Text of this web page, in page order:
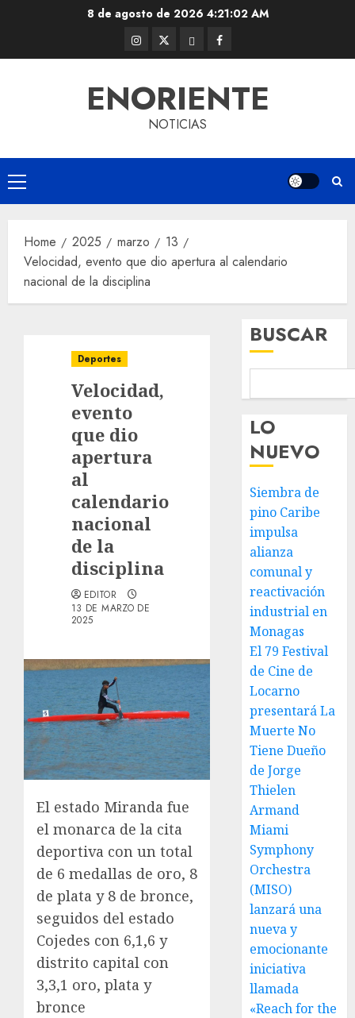
8 de agosto de 2026 4:21:02 AM
Instagram
@EnOriente
Twitter
(X)
ThreadsFacebook
ENORIENTE
NOTICIAS
Primary
Menu
Home 2025 marzo
13
Velocidad, evento que dio apertura al calendario
nacional de la disciplina
Deportes
Velocidad,
evento
que dio
apertura
al
calendario
nacional
de la
disciplina
EDITOR
13 DE MARZO DE
2025
El estado Miranda fue
el monarca de la cita
deportiva con un total
de 6 medallas de oro, 8
de plata y 8 de bronce,
seguidos del estado
Cojedes con 6,1,6 y
distrito capital con
3,3,1 oro, plata y
bronce
BUSCAR
LO
NUEVO
Siembra de
pino Caribe
impulsa
alianza
comunal y
reactivación
industrial en
Monagas
El 79 Festival
de Cine de
Locarno
presentará La
Muerte No
Tiene Dueño
de Jorge
Thielen
Armand
Miami
Symphony
Orchestra
(MISO)
lanzará una
nueva y
emocionante
iniciativa
llamada
«Reach for the